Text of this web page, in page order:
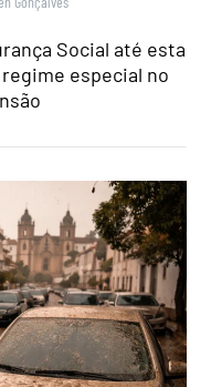
Social até esta
especial no